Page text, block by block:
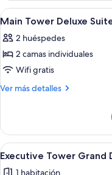
Double
(Club
Access)
Deluxe
Suite
(Club
Access)
Abrir
todas
las
fotos
de
Main
Suite
Twin
(Club
Access)
4
Main Tower Deluxe
2 huéspedes
2 camas individuales
Wifi gratis
Ver más detalles
Más
Tower
Deluxe
Suite
Abrir
todas
4
Executive Tower Grand
1 habitación